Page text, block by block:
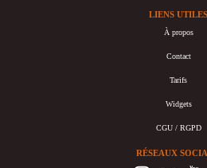
LIENS UTILES
À propos
Contact
Tarifs
Widgets
CGU / RGPD
RÉSEAUX